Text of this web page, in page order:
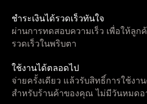
ชำระเงินได้รวดเร็วทันใจ
ผ่านการทดสอบความเร็ว เพื่อให้ลูก
รวดเร็วในพริบตา
ใช้งานได้ตลอดไป
จ่ายครั้งเดียว แล้วรับสิทธิ์การใช้งา
สำหรับร้านค้าของคุณ ไม่มีวันหมดอ